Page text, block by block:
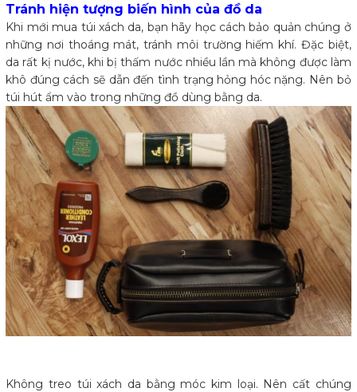
Tránh hiện tượng biến hình của đồ da
Khi mới mua túi xách da, bạn hãy học cách bảo quản chúng ở
những nơi thoáng mát, tránh môi trường hiếm khí. Đặc biệt,
da rất kị nước, khi bị thấm nước nhiều lần mà không được làm
khô đúng cách sẽ dẫn đến tình trạng hỏng hóc nặng. Nên bỏ
túi hút ẩm vào trong những đồ dùng bằng da.
Không treo túi xách da bằng móc kim loại. Nên cất chúng